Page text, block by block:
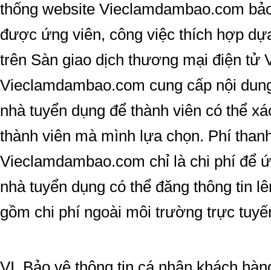
thống website Vieclamdambao.com
được ứng viên, công việc thích hợp
trên Sàn giao dịch thương mại điện tử
Vieclamdambao.com cung cấp nội
nhà tuyển dụng để thành viên có thể
thành viên mà mình lựa chọn. Phí
Vieclamdambao.com chỉ là chi phí để
nhà tuyển dụng có thể đăng thông tin
gồm chi phí ngoài môi trường trực